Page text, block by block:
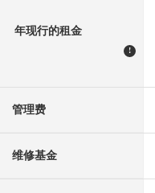
年现行的租金
!
管理费
维修基金